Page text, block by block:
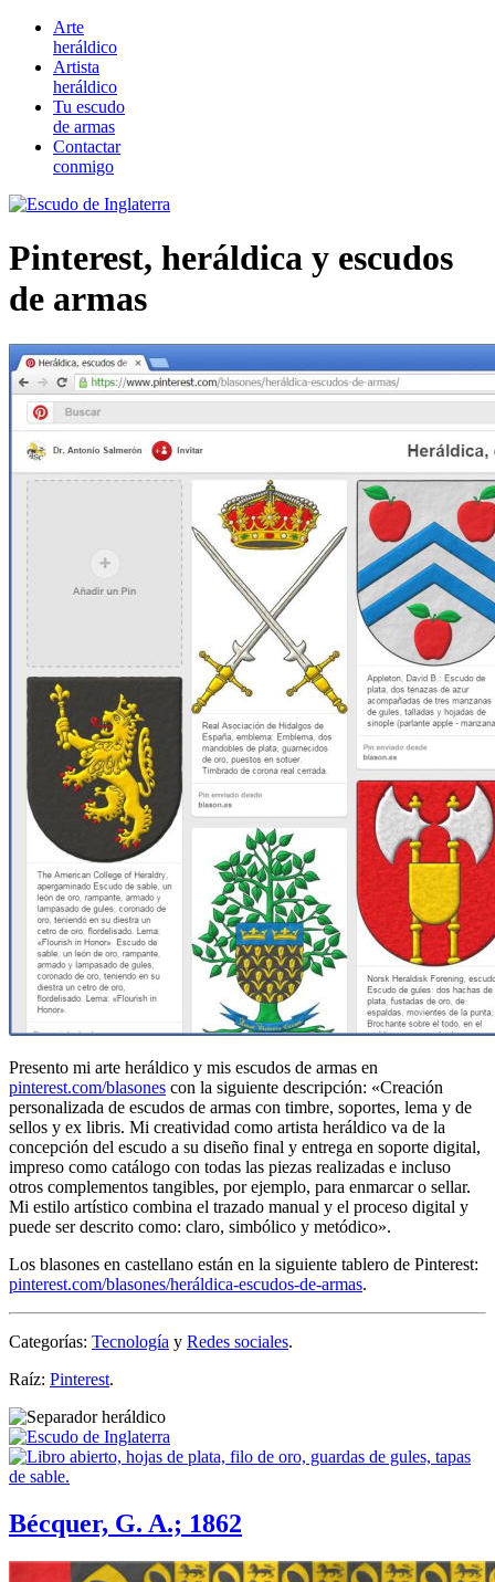
Arte
heráldico
Artista
heráldico
Tu escudo
de armas
Contactar
conmigo
Pinterest, heráldica y escudos
de armas
Presento mi arte heráldico y mis escudos de armas en
pinterest.com/blasones con la siguiente descripción: «Creación
personalizada de escudos de armas con timbre, soportes, lema y de
sellos y ex libris. Mi creatividad como artista heráldico va de la
concepción del escudo a su diseño final y entrega en soporte digital,
impreso como catálogo con todas las piezas realizadas e incluso
otros complementos tangibles, por ejemplo, para enmarcar o sellar.
Mi estilo artístico combina el trazado manual y el proceso digital y
puede ser descrito como: claro, simbólico y metódico».
Los blasones en castellano están en la siguiente tablero de Pinterest:
pinterest.com/blasones/heráldica-escudos-de-armas.
Categorías: Tecnología y Redes sociales.
Raíz: Pinterest.
Bécquer, G. A.; 1862